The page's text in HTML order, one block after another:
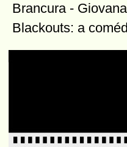
Brancura -
Blackouts: a